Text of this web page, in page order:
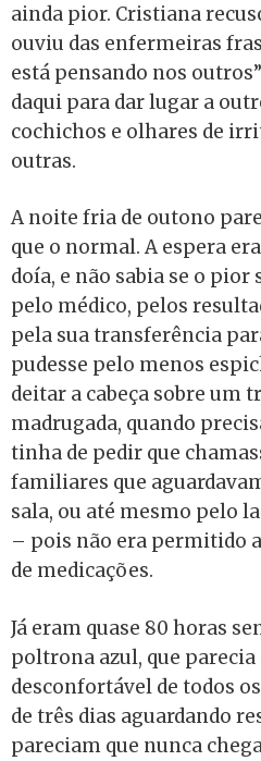
ainda pior. Cristiana
ouviu das enfermeiras
está pensando nos
daqui para dar lugar a
cochichos e olhares de
outras.
A noite fria de outono
que o normal. A espera
doía, e não sabia se o
pelo médico, pelos
pela sua transferência
pudesse pelo menos
deitar a cabeça sobre um
madrugada, quando
tinha de pedir que
familiares que
sala, ou até mesmo pelo
– pois não era permitido
de medicações.
Já eram quase 80 horas
poltrona azul, que parecia
desconfortável de todos
de três dias aguardando
pareciam que nunca